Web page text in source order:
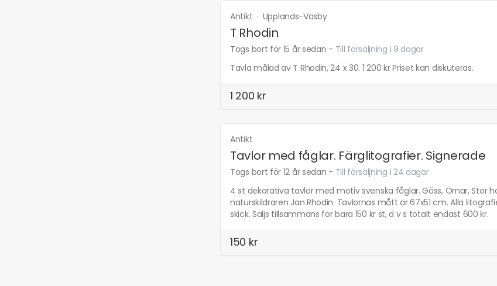
Antikt · Upplands-Väsby
T Rhodin
Togs bort för 15 år sedan - Till försäljning i 9 dagar
Tavla målad av T Rhodin, 24 x 30. 1 200 kr Priset kan diskuteras.
1 200 kr
Antikt
Tavlor med fåglar. Färglitografier. Signerade
Togs bort för 12 år sedan - Till försäljning i 24 dagar
4 st dekorativa tavlor med motiv svenska fåglar. Gäss, Örnar, Stor
naturskildraren Jan Rhodin. Tavlornas mått är 67x51 cm. Alla
skick. Säljs tillsammans för bara 150 kr st, d v s totalt endast 600 kr.
150 kr